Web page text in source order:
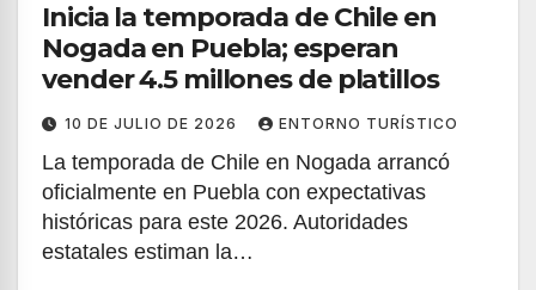
Inicia la temporada de Chile en
Nogada en Puebla; esperan
vender 4.5 millones de platillos
10 DE JULIO DE 2026 ENTORNO TURÍSTICO
La temporada de Chile en Nogada arrancó
oficialmente en Puebla con expectativas
históricas para este 2026. Autoridades
estatales estiman la…